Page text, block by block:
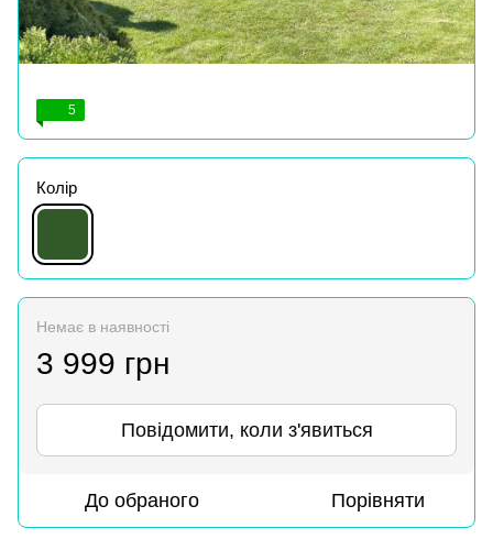
5
Колір
Немає в наявності
3 999 грн
Повідомити, коли з'явиться
До обраного Порівняти